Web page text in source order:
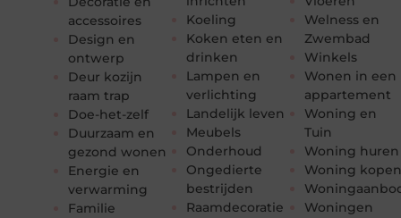
accessoires
Design en
ontwerp
Deur kozijn
raam trap
Doe-het-zelf
Duurzaam en
gezond wonen
Energie en
verwarming
Familie
Koeling
Koken eten en
drinken
Lampen en
verlichting
Landelijk leven
Meubels
Onderhoud
Ongedierte
bestrijden
Raamdecoratie
Welness en
Zwembad
Winkels
Wonen in een
appartement
Woning en
Tuin
Woning huren
Woning
Woningen